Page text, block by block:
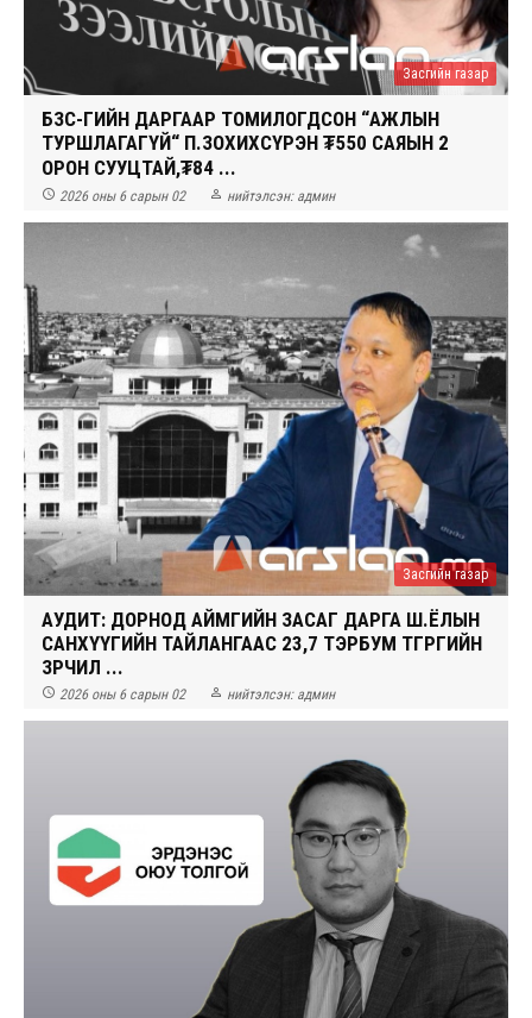
Засгийн газар
БЗС-ГИЙН ДАРГААР ТОМИЛОГДСОН “АЖЛЫН
ТУРШЛАГАГҮЙ“ П.ЗОХИХСҮРЭН ₮550 САЯЫН 2
ОРОН СУУЦТАЙ,₮84 ...
 2026 оны 6 сарын 02  нийтэлсэн: админ
Засгийн газар
АУДИТ: ДОРНОД АЙМГИЙН ЗАСАГ ДАРГА Ш.ЁЛЫН
САНХҮҮГИЙН ТАЙЛАНГААС 23,7 ТЭРБУМ ТӨГРӨГИЙН
ЗӨРЧИЛ ...
 2026 оны 6 сарын 02  нийтэлсэн: админ